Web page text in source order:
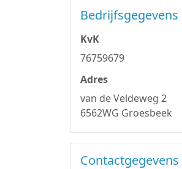
Bedrijfsgegevens
KvK
76759679
Adres
van de Veldeweg 2
6562WG Groesbeek
Contactgegevens